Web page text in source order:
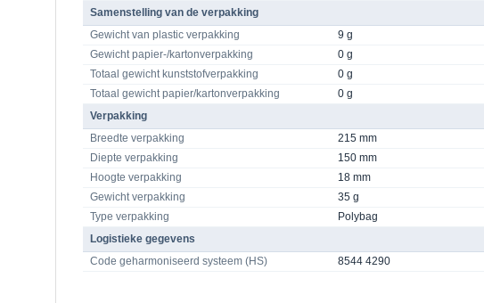
Samenstelling van de verpakking
Gewicht van plastic verpakking
9 g
Gewicht papier-/kartonverpakking
0 g
Totaal gewicht kunststofverpakking
0 g
Totaal gewicht papier/kartonverpakking
0 g
Verpakking
Breedte verpakking
215 mm
Diepte verpakking
150 mm
Hoogte verpakking
18 mm
Gewicht verpakking
35 g
Type verpakking
Polybag
Logistieke gegevens
Code geharmoniseerd systeem (HS)
8544 4290